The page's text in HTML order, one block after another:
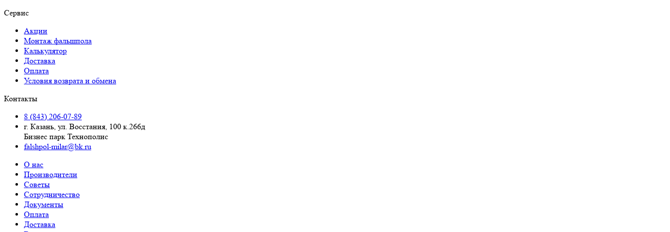
Сервис
Акции
Монтаж фальшпола
Калькулятор
Доставка
Оплата
Условия возврата и обмена
Контакты
8 (843) 206-07-89
г. Казань, ул. Восстания, 100 к.266д
Бизнес парк Технополис
falshpol-milar@bk.ru
О нас
Производители
Советы
Сотрудничество
Документы
Оплата
Доставка